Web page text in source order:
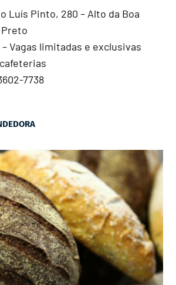
Luís Pinto, 280 – Alto da Boa
Vagas limitadas e exclusivas
7738